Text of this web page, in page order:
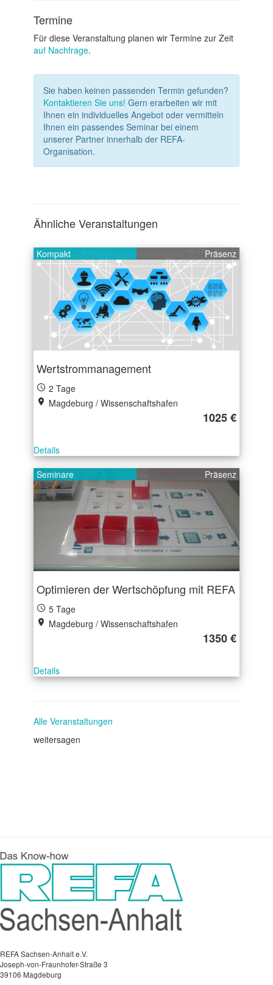
Termine
Für diese Veranstaltung planen wir Termine zur Zeit
auf Nachfrage.
Sie haben keinen passenden Termin gefunden?
Kontaktieren Sie uns! Gern erarbeiten wir mit
Ihnen ein individuelles Angebot oder vermitteln
Ihnen ein passendes Seminar bei einem
unserer Partner innerhalb der REFA-
Organisation.
Ähnliche Veranstaltungen
Kompakt Präsenz
Wertstrommanagement
2 Tage
Magdeburg / Wissenschaftshafen
1025 €
Details
Seminare
Präsenz
Optimieren der Wertschöpfung mit REFA
5 Tage
Magdeburg / Wissenschaftshafen
1350 €
Details
Alle Veranstaltungen
weitersagen
REFA Sachsen-Anhalt e.V.
Joseph-von-Fraunhofer-Straße 3
39106 Magdeburg